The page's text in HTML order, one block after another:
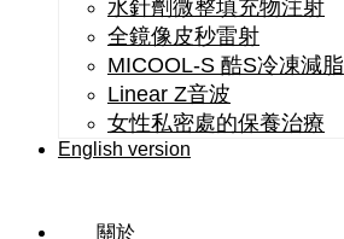
水針劑微整填充物注射
全鏡像皮秒雷射
MICOOL-S 酷S冷凍減脂
Linear Z音波
女性私密處的保養治療
English version
關於